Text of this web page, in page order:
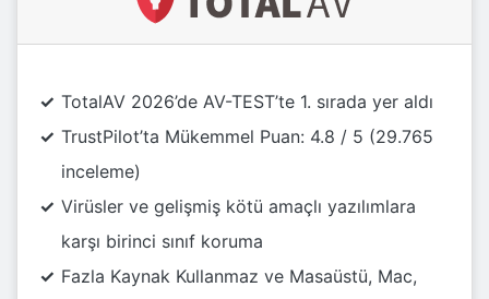
TotalAV 2026’de AV-TEST’te 1. sırada yer aldı
TrustPilot’ta Mükemmel Puan: 4.8 / 5 (29.765
inceleme)
Virüsler ve gelişmiş kötü amaçlı yazılımlara
karşı birinci sınıf koruma
Fazla Kaynak Kullanmaz ve Masaüstü, Mac,